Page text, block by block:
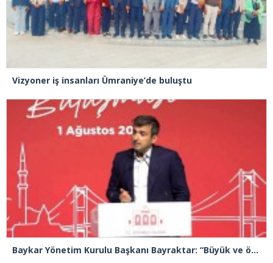
Vizyoner iş insanları Ümraniye’de buluştu
Baykar Yönetim Kurulu Başkanı Bayraktar: “Büyük ve önemli eserler konfor alanının dışında kalmaya razı olanlar tarafından gerçekleştirildi”